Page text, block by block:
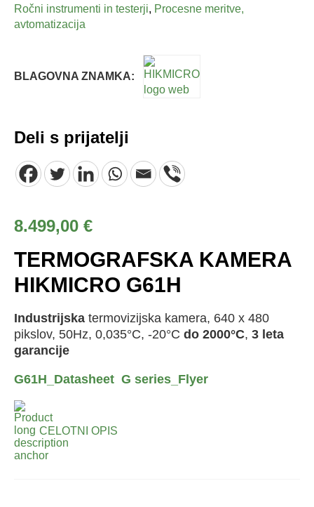
Ročni instrumenti in testerji, Procesne meritve,
avtomatizacija
BLAGOVNA ZNAMKA:
Deli s prijatelji
8.499,00 €
TERMOGRAFSKA KAMERA
HIKMICRO G61H
Industrijska termovizijska kamera, 640 x 480
pikslov, 50Hz, 0,035°C, -20°C do 2000°C, 3 leta
garancije
G61H_Datasheet G series_Flyer
CELOTNI OPIS